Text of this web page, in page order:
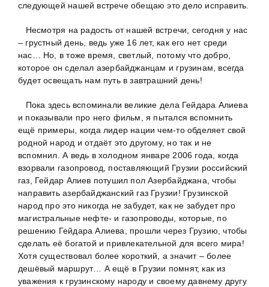
следующей нашей встрече обещаю это дело исправить.
Несмотря на радость от нашей встречи, сегодня у нас
– грустный день, ведь уже 16 лет, как его нет среди
нас… Но, в тоже время, светлый, потому что добро,
которое он сделал азербайджанцам и грузинам, всегда
будет освещать нам путь в завтрашний день!
Пока здесь вспоминали великие дела Гейдара Алиева
и показывали про него фильм, я пытался вспомнить
ещё примеры, когда лидер нации чем-то обделяет свой
родной народ и отдаёт это другому, но так и не
вспомнил. А ведь в холодном январе 2006 года, когда
взорвали газопровод, поставляющий Грузии российский
газ, Гейдар Алиев потушил пол Азербайджана, чтобы
направить азербайджанский газ Грузии! Грузинской
народ про это никогда не забудет, как не забудет про
магистральные нефте- и газопроводы, которые, по
решению Гейдара Алиева, прошли через Грузию, чтобы
сделать её богатой и привлекательной для всего мира!
Хотя существовал более короткий, а значит – более
дешёвый маршрут… А ещё в Грузии помнят, как из
уважения к грузинскому народу и своему давнему другу